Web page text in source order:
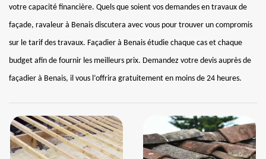
votre capacité financière. Quels que soient vos demandes en travaux de
façade, ravaleur à Benais discutera avec vous pour trouver un compromis
sur le tarif des travaux. Façadier à Benais étudie chaque cas et chaque
budget afin de fournir les meilleurs prix. Demandez votre devis auprès de
façadier à Benais, il vous l’offrira gratuitement en moins de 24 heures.